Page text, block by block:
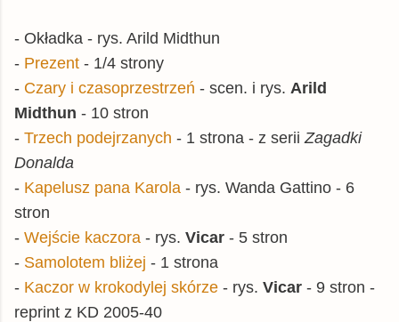
- Okładka - rys. Arild Midthun
- Prezent - 1/4 strony
- Czary i czasoprzestrzeń - scen. i rys. Arild
Midthun - 10 stron
- Trzech podejrzanych - 1 strona - z serii Zagadki
Donalda
- Kapelusz pana Karola - rys. Wanda Gattino - 6
stron
- Wejście kaczora - rys. Vicar - 5 stron
- Samolotem bliżej - 1 strona
- Kaczor w krokodylej skórze - rys. Vicar - 9 stron -
reprint z KD 2005-40